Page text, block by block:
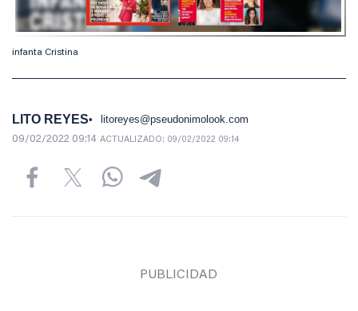
infanta Cristina
LITO REYES litoreyes@pseudonimolook.com
09/02/2022 09:14 ACTUALIZADO: 09/02/2022 09:14